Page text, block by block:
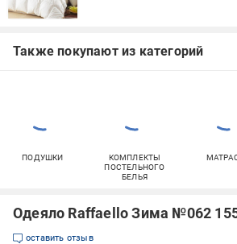
Также покупают из категорий
ПОДУШКИ
КОМПЛЕКТЫ
ПОСТЕЛЬНОГО
БЕЛЬЯ
Одеяло Raffaello Зима №062
оставить отзыв